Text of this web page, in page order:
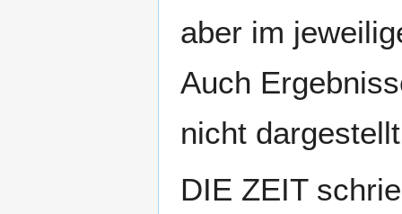
aber im
Auch
nicht
DIE ZEIT